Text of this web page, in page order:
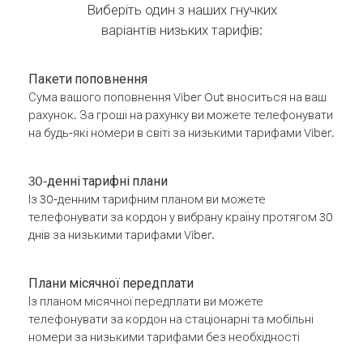
Виберіть один з наших гнучких
варіантів низьких тарифів:
Пакети поповнення
Сума вашого поповнення Viber Out вноситься на ваш
рахунок. За гроші на рахунку ви можете телефонувати
на будь-які номери в світі за низькими тарифами Viber.
30-денні тарифні плани
Із 30-денним тарифним планом ви можете
телефонувати за кордон у вибрану країну протягом 30
днів за низькими тарифами Viber.
Плани місячної передплати
Із планом місячної передплати ви можете
телефонувати за кордон на стаціонарні та мобільні
номери за низькими тарифами без необхідності